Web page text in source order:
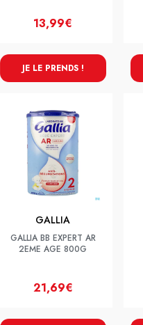
13,99€
JE LE PRENDS !
GALLIA
GALLIA BB EXPERT AR
2EME AGE 800G
21,69€